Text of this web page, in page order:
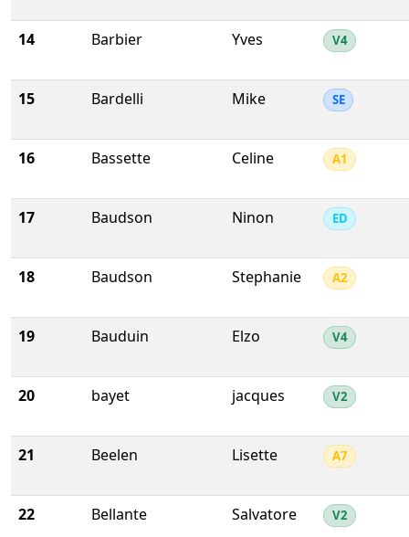
14 Barbier Yves V4
15 Bardelli Mike SE
16 Bassette Celine A1
17 Baudson Ninon ED
18 Baudson Stephanie A2
19 Bauduin Elzo V4
20 bayet jacques V2
21 Beelen Lisette A7
22 Bellante Salvatore V2